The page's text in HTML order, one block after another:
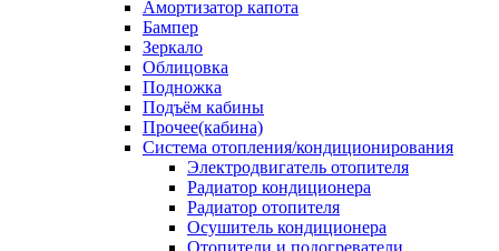
Амортизатор капота
Бампер
Зеркало
Облицовка
Подножка
Подъём кабины
Прочее(кабина)
Система отопления/кондиционирования
Электродвигатель отопителя
Радиатор кондиционера
Радиатор отопителя
Осушитель кондиционера